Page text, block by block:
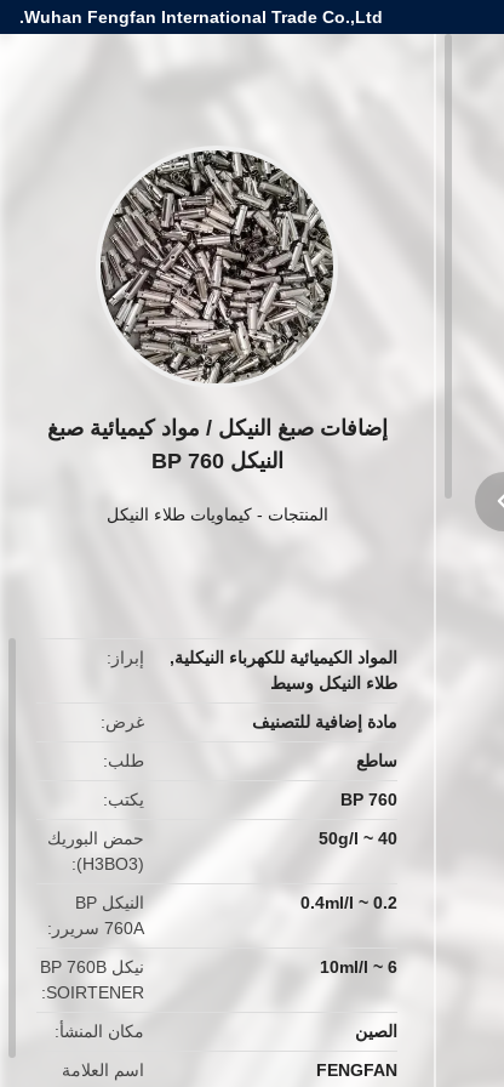
Wuhan Fengfan International Trade Co.,Ltd.
إضافات صبغ النيكل / مواد كيميائية صبغ
النيكل BP 760
المنتجات -كيماويات طلاء النيكل
إبراز المواد الكيميائية للكهرباء النيكلية,
طلاء النيكل وسيط
غرض
مادة إضافية للتصنيف
طلب
ساطع
يكتب
BP 760
حمض البوريك
(H3BO3)
40 ~ 50g/l
النيكل BP
760A سريرر
0.2 ~ 0.4ml/l
نيكل BP 760B
SOIRTENER
6 ~ 10ml/l
مكان المنشأ
الصين
اسم العلامة
FENGFAN